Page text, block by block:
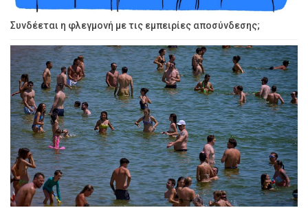
Συνδέεται η φλεγμονή με τις εμπειρίες αποσύνδεσης;